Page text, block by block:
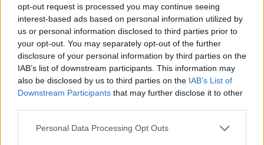
opt-out request is processed you may continue seeing
interest-based ads based on personal information utilized by
us or personal information disclosed to third parties prior to
your opt-out. You may separately opt-out of the further
disclosure of your personal information by third parties on the
IAB’s list of downstream participants. This information may
also be disclosed by us to third parties on the IAB’s List of
Downstream Participants that may further disclose it to other
Personal Data Processing Opt Outs
ομάδα των δύο που λειτουργεί ομαλά», γράφει,
δεν γίνεται ποτέ τίποτα περισσότερο από μία
καλολαδωμένη συνεργασία ανάμεσα σε δύο άτομα
που παραμένουν για όλη τους τη ζωή ξένα μεταξύ
τους». Ακόμη και η αγάπη σαν «καταφύγιο
απέναντι στη μοναξιά» είναι καταδικασμένη να
αποτύχει. Το να αγαπάς σημαίνει από τη φύση του